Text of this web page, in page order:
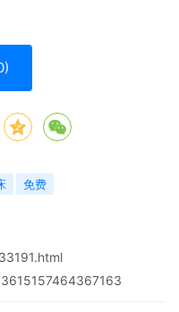
)
免费